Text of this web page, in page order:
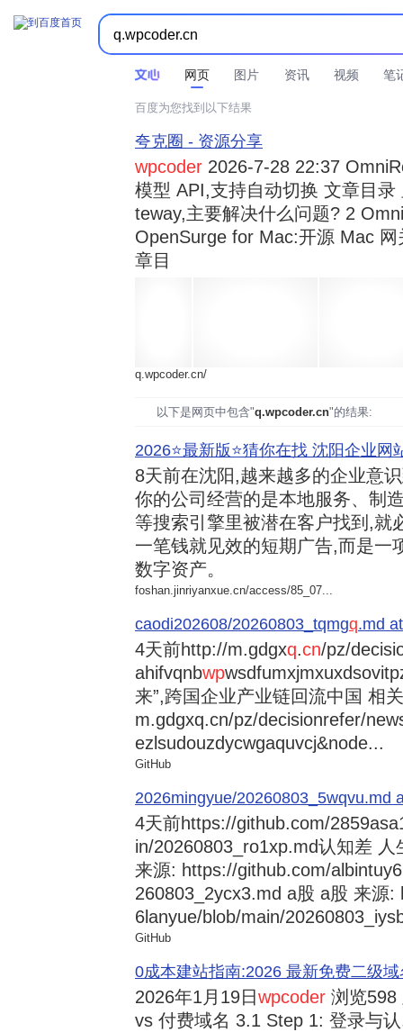
网页 图片 资讯 视频 笔
时间不限  所有网页和文件  站点内检索 
百度为您找到以下结果
夸克圈 - 资源分享
wpcoder 2026-7-28 22:37
模型 API,支持自动切换 文章目
teway,主要解决什么问题? 2
OpenSurge for Mac:开源 Mac
章目
q.wpcoder.cn/
以下是网页中包含"q.wpcoder.cn"的结果:
2026⭐️最新版⭐️猜你在找 沈阳企业网
8天前在沈阳,越来越多的企业意
你的公司经营的是本地服务、制
等搜索引擎里被潜在客户找到,就
一笔钱就见效的短期广告,而是一
数字资产。
foshan.jinriyanxue.cn/access/85_07...
caodi202608/20260803_tqmgq.md
4天前http://m.gdgxq.cn/pz/
ahifvqnbwp
来”,跨国企业产业链回流中国 相
m.gdgxq.cn/pz/decisionrefer/
ezlsudouzdycwgaquvcj&node...
GitHub
2026mingyue/20260803_5wqvu.md
4天前https://github.com/
in/20260803_ro1xp.md认知差
来源: https://github.com/
260803_2ycx3.md a股 a股 来源
6lanyue/blob/main/
GitHub
0成本建站指南:2026 最新免费二级
2026年1月19日wpcoder 浏览598
vs 付费域名 3.1 Step 1: 登录与